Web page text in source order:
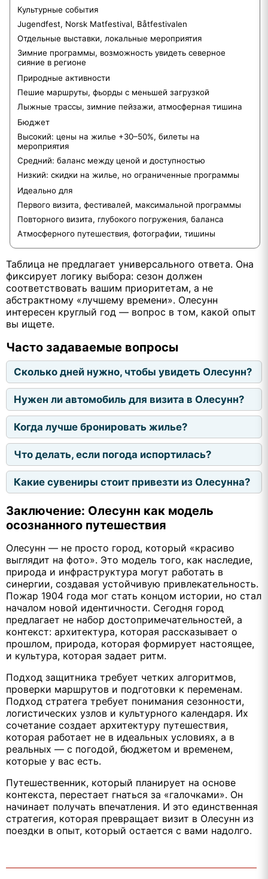
Культурные события
Jugendfest, Norsk Matfestival, Båtfestivalen
Отдельные выставки, локальные мероприятия
Зимние программы, возможность увидеть северное
сияние в регионе
Природные активности
Пешие маршруты, фьорды с меньшей загрузкой
Лыжные трассы, зимние пейзажи, атмосферная тишина
Бюджет
Высокий: цены на жилье +30–50%, билеты на
мероприятия
Средний: баланс между ценой и доступностью
Низкий: скидки на жилье, но ограниченные программы
Идеально для
Первого визита, фестивалей, максимальной программы
Повторного визита, глубокого погружения, баланса
Атмосферного путешествия, фотографии, тишины
Таблица не предлагает универсального ответа. Она
фиксирует логику выбора: сезон должен
соответствовать вашим приоритетам, а не
абстрактному «лучшему времени». Олесунн
интересен круглый год — вопрос в том, какой опыт
вы ищете.
Часто задаваемые вопросы
Сколько дней нужно, чтобы увидеть Олесунн?
Нужен ли автомобиль для визита в Олесунн?
Когда лучше бронировать жилье?
Что делать, если погода испортилась?
Какие сувениры стоит привезти из Олесунна?
Заключение: Олесунн как модель
осознанного путешествия
Олесунн — не просто город, который «красиво
выглядит на фото». Это модель того, как наследие,
природа и инфраструктура могут работать в
синергии, создавая устойчивую привлекательность.
Пожар 1904 года мог стать концом истории, но стал
началом новой идентичности. Сегодня город
предлагает не набор достопримечательностей, а
контекст: архитектура, которая рассказывает о
прошлом, природа, которая формирует настоящее,
и культура, которая задает ритм.
Подход защитника требует четких алгоритмов,
проверки маршрутов и подготовки к переменам.
Подход стратега требует понимания сезонности,
логистических узлов и культурного календаря. Их
сочетание создает архитектуру путешествия,
которая работает не в идеальных условиях, а в
реальных — с погодой, бюджетом и временем,
которые у вас есть.
Путешественник, который планирует на основе
контекста, перестает гнаться за «галочками». Он
начинает получать впечатления. И это единственная
стратегия, которая превращает визит в Олесунн из
поездки в опыт, который остается с вами надолго.